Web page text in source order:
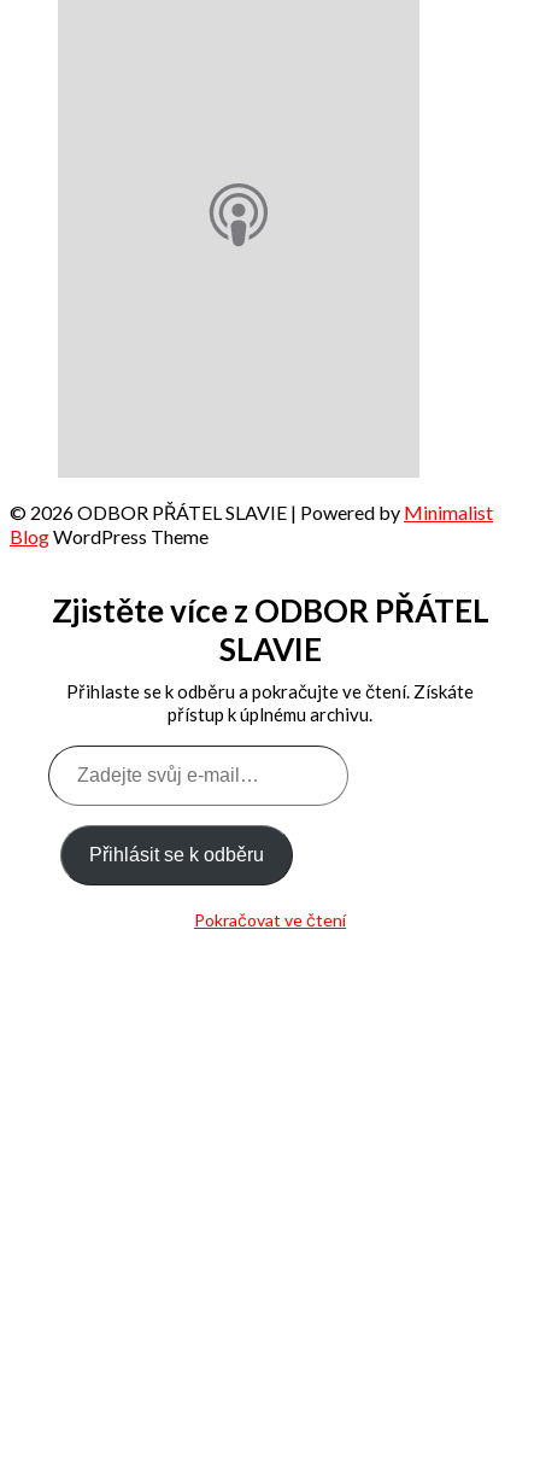
© 2026 ODBOR PŘÁTEL SLAVIE | Powered by Minimalist
BlogWordPress Theme
Zjistěte více z ODBOR PŘÁTEL
SLAVIE
Přihlaste se k odběru a pokračujte ve čtení. Získáte
přístup k úplnému archivu.
Zadejte
svůj
e-
mail…
Přihlásit se k odběru
Pokračovat ve čtení